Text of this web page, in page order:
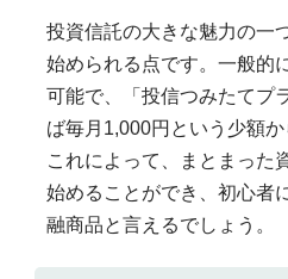
投資信託の大きな魅力の一
始められる点です。一般的
可能で、「投信つみたてプ
ば毎月1,000円という少額か
これによって、まとまった
始めることができ、初心者
融商品と言えるでしょう。